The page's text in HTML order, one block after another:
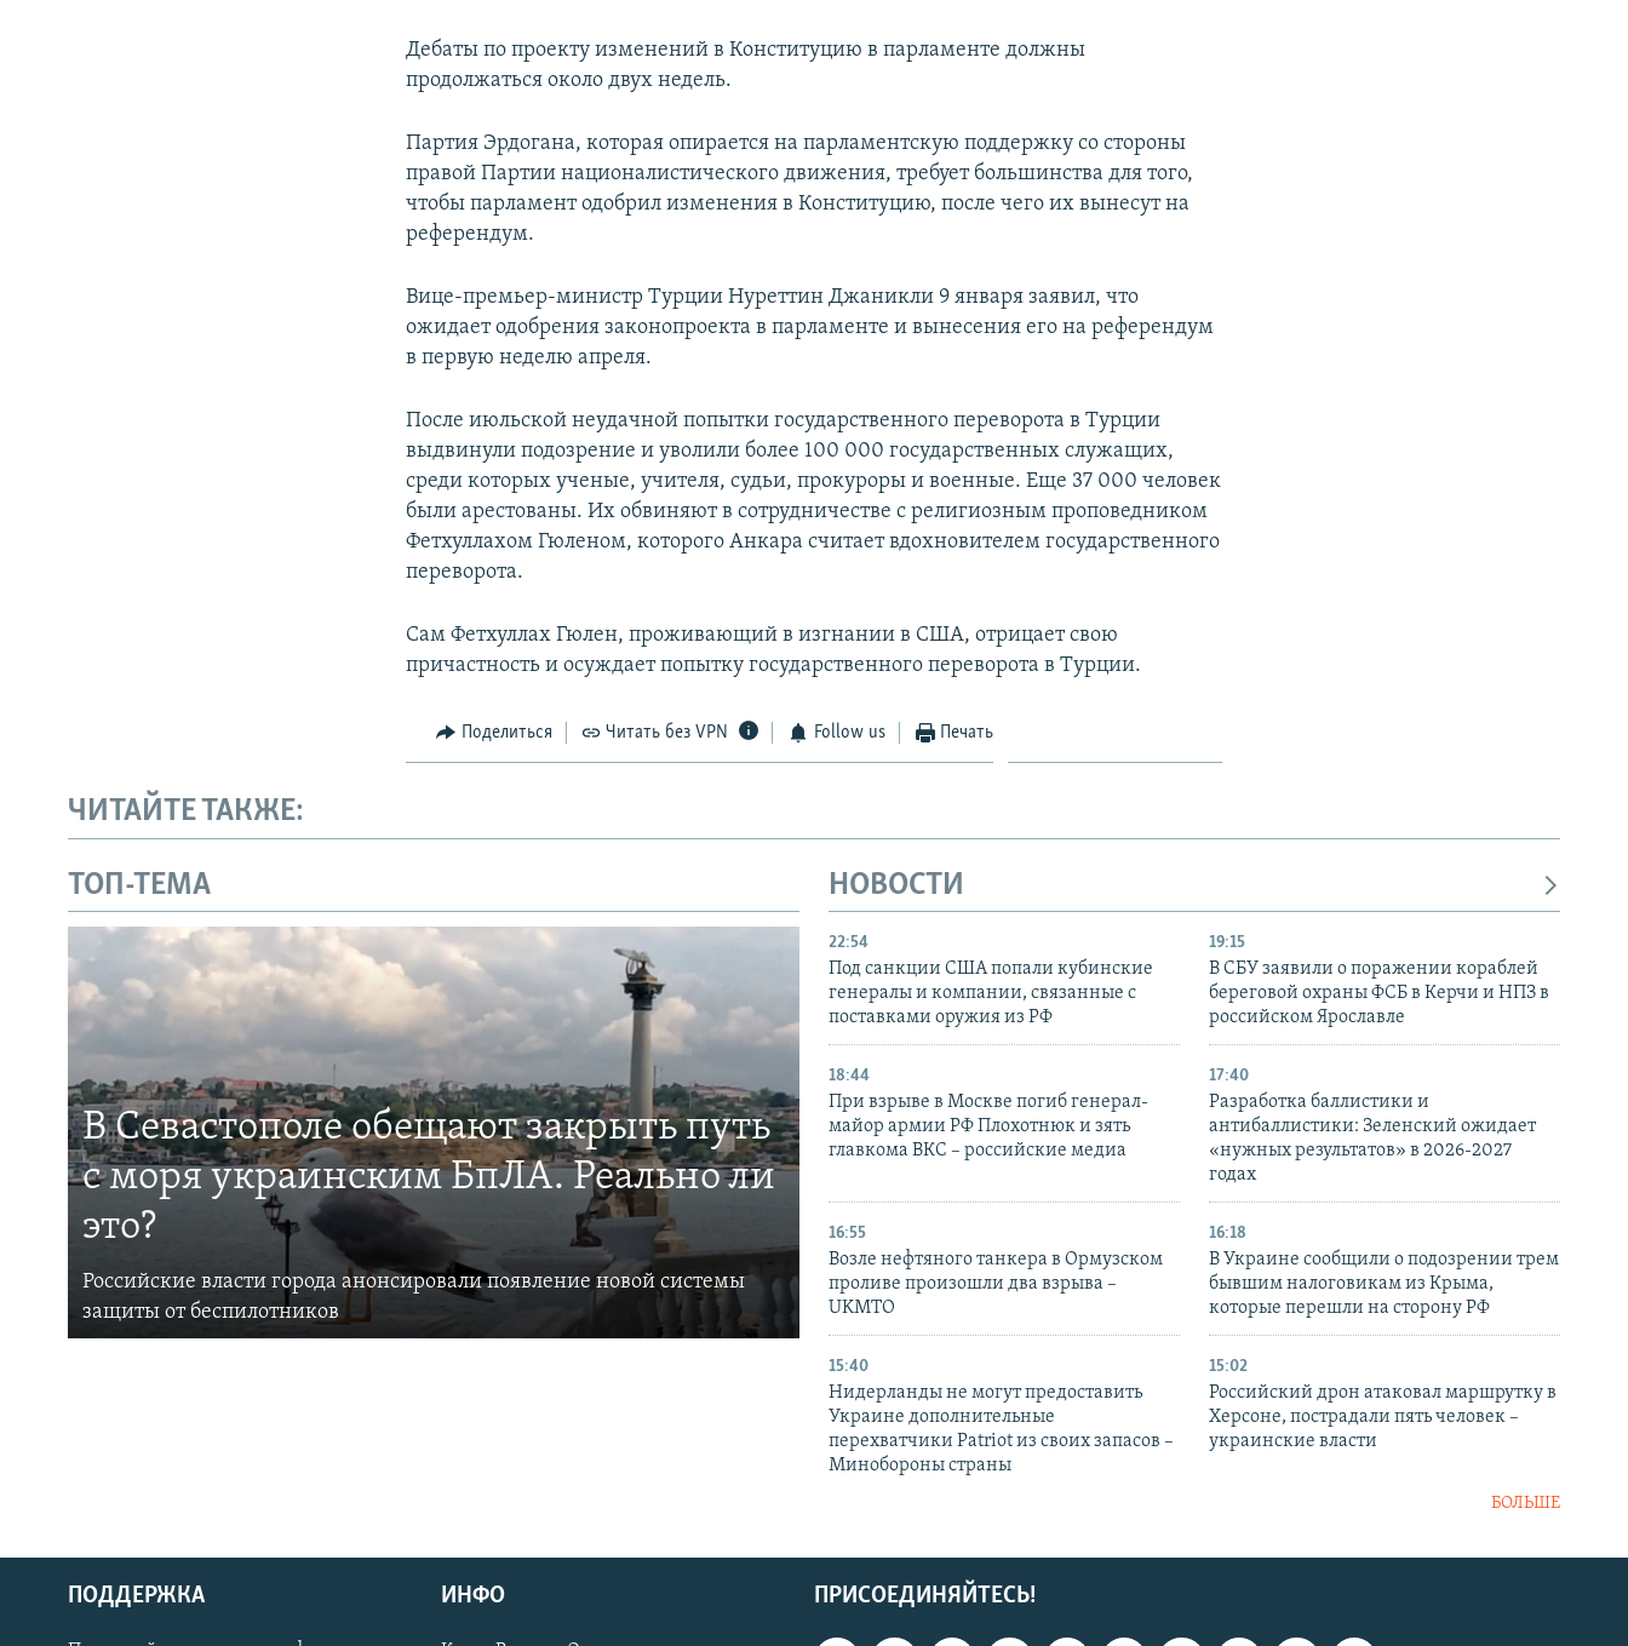
Дебаты по проекту изменений в Конституцию в парламенте должны
продолжаться около двух недель.
Партия Эрдогана, которая опирается на парламентскую поддержку со стороны
правой Партии националистического движения, требует большинства для того,
чтобы парламент одобрил изменения в Конституцию, после чего их вынесут на
референдум.
Вице-премьер-министр Турции Нуреттин Джаникли 9 января заявил, что
ожидает одобрения законопроекта в парламенте и вынесения его на референдум
в первую неделю апреля.
После июльской неудачной попытки государственного переворота в Турции
выдвинули подозрение и уволили более 100 000 государственных служащих,
среди которых ученые, учителя, судьи, прокуроры и военные. Еще 37 000 человек
были арестованы. Их обвиняют в сотрудничестве с религиозным проповедником
Фетхуллахом Гюленом, которого Анкара считает вдохновителем государственного
переворота.
Сам Фетхуллах Гюлен, проживающий в изгнании в США, отрицает свою
причастность и осуждает попытку государственного переворота в Турции.
Поделиться Читать без VPN Follow us Печать
ЧИТАЙТЕ ТАКЖЕ:
ТОП-ТЕМА
В Севастополе обещают закрыть путь
с моря украинским БпЛА. Реально ли
это?
Российские власти города анонсировали появление новой системы
защиты от беспилотников
НОВОСТИ
22:54
Под санкции США попали кубинские
генералы и компании, связанные с
поставками оружия из РФ
19:15
В СБУ заявили о поражении кораблей
береговой охраны ФСБ в Керчи и НПЗ в
российском Ярославле
18:44
При взрыве в Москве погиб генерал-
майор армии РФ Плохотнюк и зять
главкома ВКС – российские медиа
17:40
Разработка баллистики и
антибаллистики: Зеленский ожидает
«нужных результатов» в 2026-2027
годах
16:55
Возле нефтяного танкера в Ормузском
проливе произошли два взрыва –
UKMTO
16:18
В Украине сообщили о подозрении трем
бывшим налоговикам из Крыма,
которые перешли на сторону РФ
15:40
Нидерланды не могут предоставить
Украине дополнительные
перехватчики Patriot из своих запасов –
Минобороны страны
15:02
Российский дрон атаковал маршрутку в
Херсоне, пострадали пять человек –
украинские власти
БОЛЬШЕ
ПРИСОЕДИНЯЙТЕСЬ!
ПОДДЕРЖКА ИНФО